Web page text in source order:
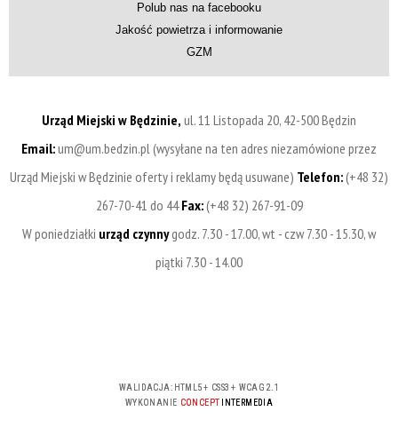
Polub nas na facebooku
Jakość powietrza i informowanie
GZM
Urząd Miejski w Będzinie, ul. 11 Listopada 20, 42-500 Będzin
Email:um@um.bedzin.pl (wysyłane na ten adres niezamówione przez
Urząd Miejski w Będzinie oferty i reklamy będą usuwane) Telefon:(+48 32)
267-70-41 do 44Fax:(+48 32) 267-91-09
W poniedziałki urząd czynnygodz. 7.30 - 17.00, wt - czw 7.30 - 15.30, w
piątki 7.30 - 14.00
WALIDACJA: HTML5+ CSS3 + WCAG 2.1
WYKONANIE CONCEPT INTERMEDIA